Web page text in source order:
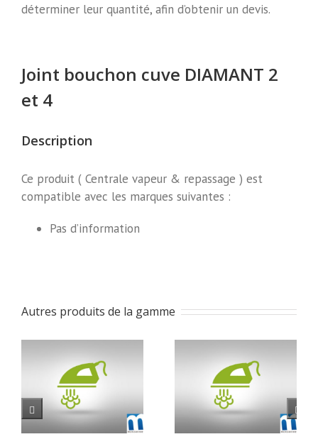
déterminer leur quantité, afin d’obtenir un devis.
Joint bouchon cuve DIAMANT 2
et 4
Description
Ce produit ( Centrale vapeur & repassage ) est
compatible avec les marques suivantes :
Pas d’information
Autres produits de la gamme